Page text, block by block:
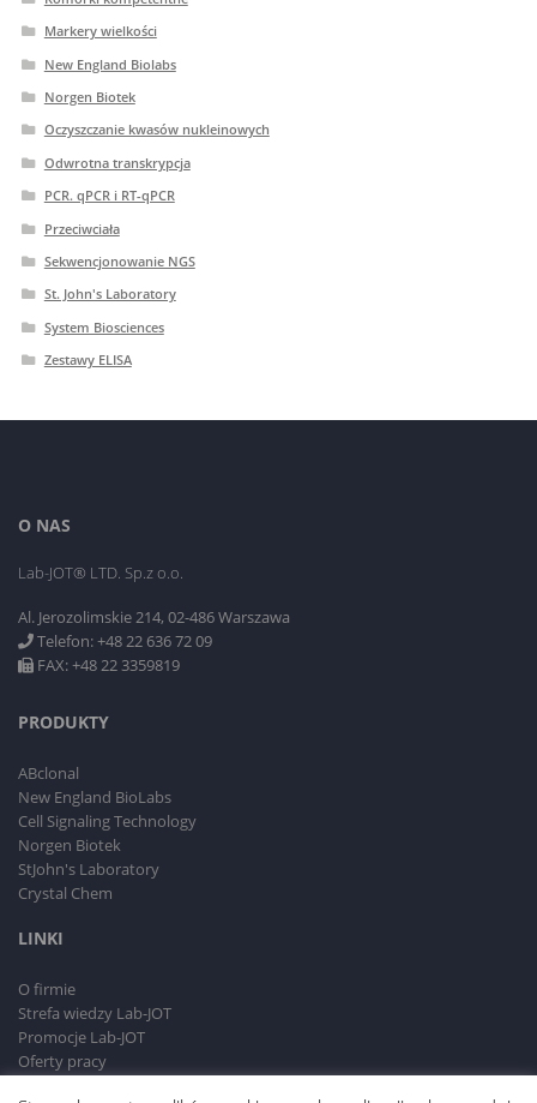
Markery wielkości
New England Biolabs
Norgen Biotek
Oczyszczanie kwasów nukleinowych
Odwrotna transkrypcja
PCR. qPCR i RT-qPCR
Przeciwciała
Sekwencjonowanie NGS
St. John's Laboratory
System Biosciences
Zestawy ELISA
O NAS
Lab-JOT® LTD. Sp.z o.o.
Al. Jerozolimskie 214, 02-486 Warszawa
Telefon: +48 22 636 72 09
FAX: +48 22 3359819
PRODUKTY
ABclonal
New England BioLabs
Cell Signaling Technology
Norgen Biotek
StJohn's Laboratory
Crystal Chem
LINKI
O firmie
Strefa wiedzy Lab-JOT
Promocje Lab-JOT
Oferty pracy